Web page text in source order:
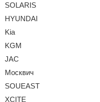
SOLARIS
HYUNDAI
Kia
KGM
JAC
Москвич
SOUEAST
XCITE